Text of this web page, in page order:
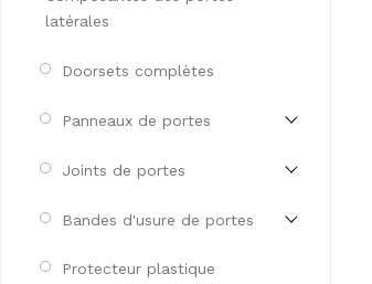
latérales
Doorsets complètes
Panneaux de portes
Joints de portes
Bandes d'usure de portes
Protecteur plastique